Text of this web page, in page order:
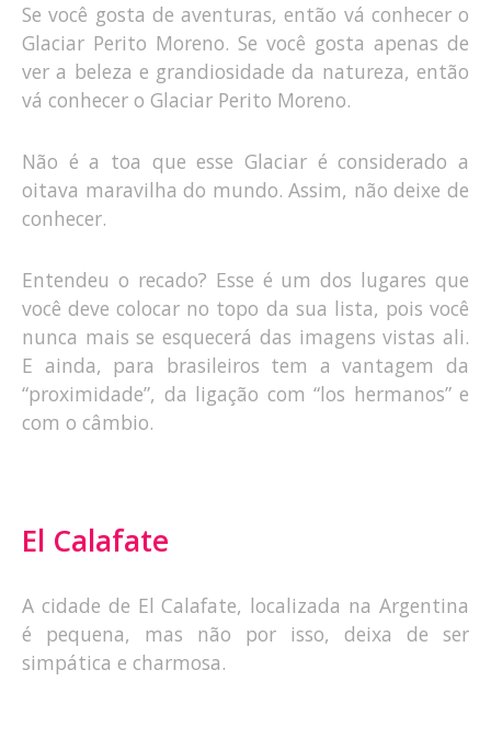
Se você gosta de aventuras, então vá conhecer o
Glaciar Perito Moreno. Se você gosta apenas de
ver a beleza e grandiosidade da natureza, então
vá conhecer o Glaciar Perito Moreno.
Não é a toa que esse Glaciar é considerado a
oitava maravilha do mundo. Assim, não deixe de
conhecer.
Entendeu o recado? Esse é um dos lugares que
você deve colocar no topo da sua lista, pois você
nunca mais se esquecerá das imagens vistas ali.
E ainda, para brasileiros tem a vantagem da
“proximidade”, da ligação com “los hermanos” e
com o câmbio.
El Calafate
A cidade de El Calafate, localizada na Argentina
é pequena, mas não por isso, deixa de ser
simpática e charmosa.